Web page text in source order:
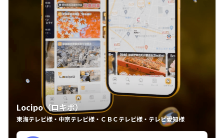
Locipo（ロキポ）
東海テレビ様・中京テレビ様・ＣＢＣテレビ様・テレビ愛知様